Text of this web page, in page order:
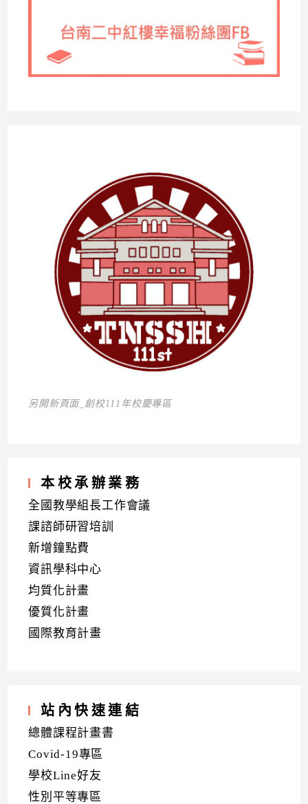
另開新頁面_創校111年校慶專區
本校承辦業務
全國教學組長工作會議
課諮師研習培訓
新增鐘點費
資訊學科中心
均質化計畫
優質化計畫
國際教育計畫
站內快速連結
總體課程計畫書
Covid-19專區
學校Line好友
性別平等專區